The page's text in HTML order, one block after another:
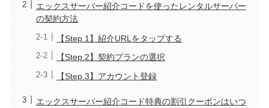
エックスサーバー紹介コードを使ったレンタルサーバー
の契約方法
【Step.1】紹介URLをタップする
【Step.2】契約プランの選択
【Step.3】アカウント登録
エックスサーバー紹介コード特典の割引クーポンはいつ